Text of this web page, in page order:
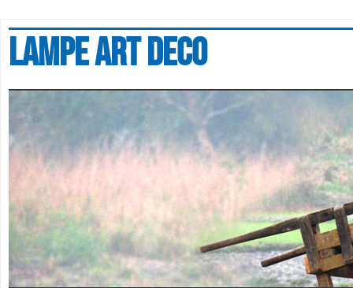
Lampe art deco